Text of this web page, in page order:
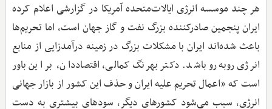
هر چند موسسه انرژی ایالات‌متحده آمریکا در گزارشی اعلام کرده
ایران پنجمین صادرکننده بزرگ نفت و گاز جهان است، اما تحریم‌ها
باعث شده‌اند ایران با مشکلات بزرگ در زمینه درآمدزایی از منابع
انرژی روبه‌رو باشد. دکتر بهرنگ کمالی، اقتصاددان، بر این باور
است که «اعمال تحریم علیه ایران و حذف این کشور از بازار جهانی
انرژی، سبب می‌شود کشورهای دیگر، سودهای بیشتری به دست